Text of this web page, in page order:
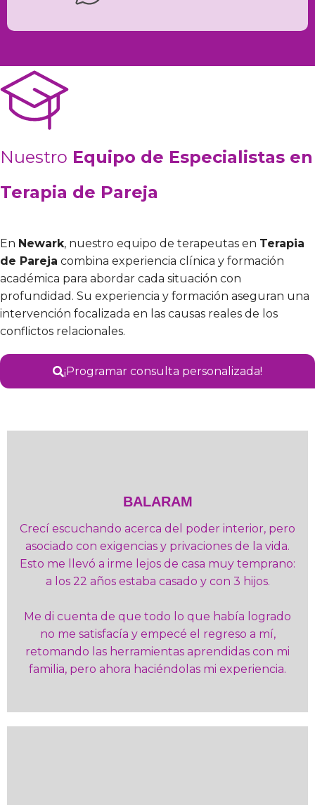
Nuestro Equipo de Especialistas en
Terapia de Pareja
En Newark, nuestro equipo de terapeutas en Terapia
de Pareja combina experiencia clínica y formación
académica para abordar cada situación con
profundidad. Su experiencia y formación aseguran una
intervención focalizada en las causas reales de los
conflictos relacionales.
¡Programar consulta personalizada!
BALARAM
Crecí escuchando acerca del poder interior, pero
asociado con exigencias y privaciones de la vida.
Esto me llevó a irme lejos de casa muy temprano:
a los 22 años estaba casado y con 3 hijos.
Me di cuenta de que todo lo que había logrado
no me satisfacía y empecé el regreso a mí,
retomando las herramientas aprendidas con mi
familia, pero ahora haciéndolas mi experiencia.